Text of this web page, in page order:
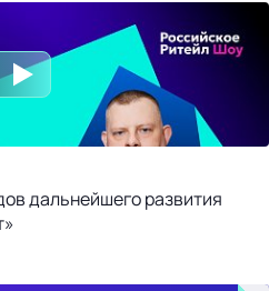
дальнейшего развития